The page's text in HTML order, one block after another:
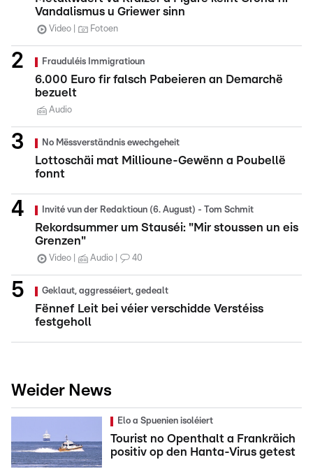
Vandalismus u Griewer sinn
Video Fotoen
Frauduléis Immigratioun
6.000 Euro fir falsch Pabeieren an Demarchë
bezuelt
Audio
No Mëssverständnis ewechgeheit
Lottoschäi mat Millioune-Gewënn a Poubellë
fonnt
Invité vun der Redaktioun (6. August) - Tom Schmit
Rekordsummer um Stauséi: "Mir stoussen un eis
Grenzen"
Video Audio 40
Geklaut, aggresséiert, gedealt
Fënnef Leit bei véier verschidde Verstéiss
festgeholl
Weider News
Elo a Spuenien isoléiert
Tourist no Openthalt a Frankräich
positiv op den Hanta-Virus getest